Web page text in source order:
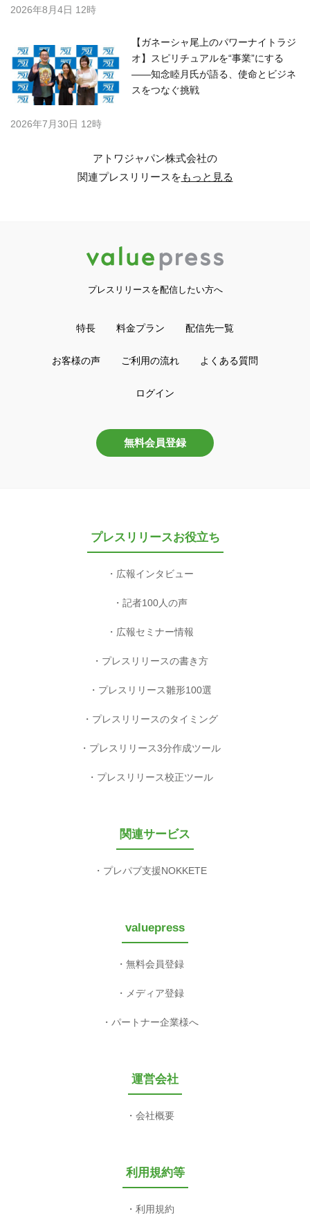
2026年8月4日 12時
【ガネーシャ尾上のパワーナイトラジ
オ】スピリチュアルを“事業”にする
――知念睦月氏が語る、使命とビジネ
スをつなぐ挑戦
2026年7月30日 12時
アトワジャパン株式会社の
関連プレスリリースをもっと見る
プレスリリースを配信したい方へ
特長 料金プラン 配信先一覧
お客様の声 ご利用の流れ よくある質問
ログイン
無料会員登録
プレスリリースお役立ち
広報インタビュー
記者100人の声
広報セミナー情報
プレスリリースの書き方
プレスリリース雛形100選
プレスリリースのタイミング
プレスリリース3分作成ツール
プレスリリース校正ツール
関連サービス
プレパブ支援NOKKETE
valuepress
無料会員登録
メディア登録
パートナー企業様へ
運営会社
会社概要
利用規約等
利用規約